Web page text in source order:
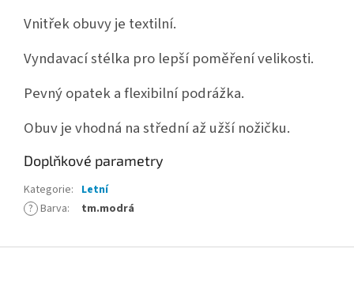
Vnitřek obuvy je textilní.
Vyndavací stélka pro lepší poměření velikosti.
Pevný opatek a flexibilní podrážka.
Obuv je vhodná na střední až užší nožičku.
Doplňkové parametry
Kategorie: Letní
? Barva: tm.modrá